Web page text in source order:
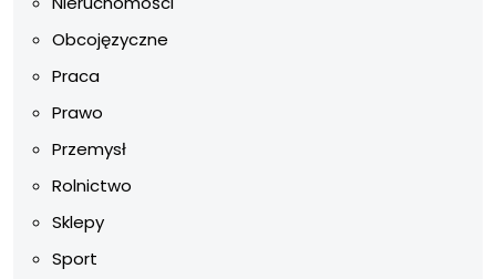
Obcojęzyczne
Praca
Prawo
Przemysł
Rolnictwo
Sklepy
Sport